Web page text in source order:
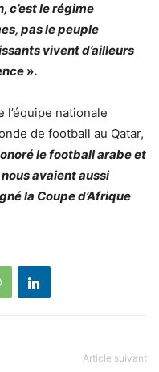
c’est le régime
pas le peuple
vivent d’ailleurs
».
l’équipe nationale
de football au Qatar,
le football arabe et
avaient aussi
la Coupe d’Afrique
Article suivant